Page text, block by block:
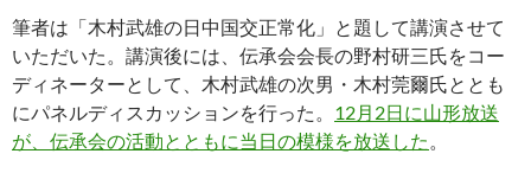
筆者は「木村武雄の日中国交正常化」と題して講演させて
いただいた。講演後には、伝承会会長の野村研三氏をコー
ディネーターとして、木村武雄の次男・木村莞爾氏ととも
にパネルディスカッションを行った。 12月2日に山形放送
が、伝承会の活動とともに当日の模様を放送した 。